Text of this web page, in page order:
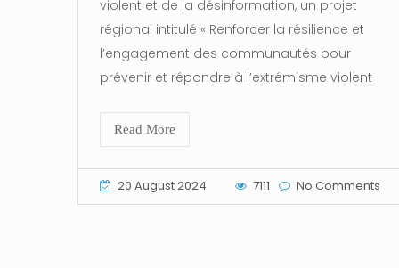
violent et de la désinformation, un projet
régional intitulé « Renforcer la résilience et
l’engagement des communautés pour
prévenir et répondre à l’extrémisme violent
Read More
20 August 2024 7111 No Comments